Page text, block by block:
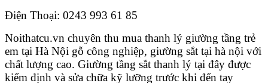
Điện Thoại: 0243 993 61 85
Noithatcu.vn chuyên thu mua thanh lý giường tầng trẻ
em tại Hà Nội gỗ công nghiệp, giường sắt tại hà nội với
chất lượng cao. Giường tầng sắt thanh lý tại đây được
kiểm định và sửa chữa kỹ lưỡng trước khi đến tay